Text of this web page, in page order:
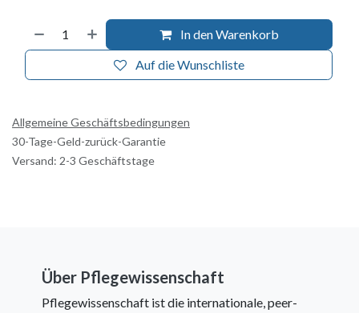
In den Warenkorb
Auf die Wunschliste
Allgemeine Geschäftsbedingungen
30-Tage-Geld-zurück-Garantie
Versand: 2-3 Geschäftstage
Über Pflegewissenschaft
Pflegewissenschaft ist die internationale, peer-